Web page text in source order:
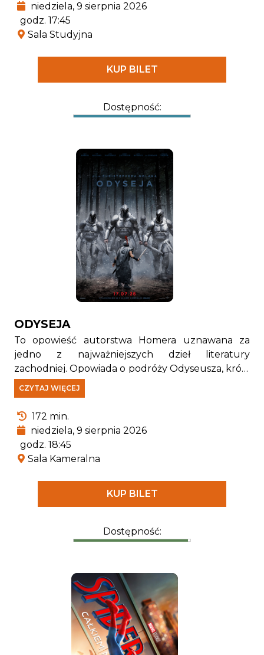
niedziela, 9 sierpnia 2026
godz. 17:45
Sala Studyjna
KUP BILET
Dostępność:
ODYSEJA
To opowieść autorstwa Homera uznawana za
jedno z najważniejszych dzieł literatury
zachodniej. Opowiada o podróży Odyseusza, króla
Itaki, który musi stawić czoła licznym wyzwaniom
próbując wrócić do domu po wojnie trojańskiej.
Powstała już niejedna ekranizacja klasycznego
dzieła Homera, ale tym razem film nakręcony
zostanie w technologii IMAX i będzie pierwszym
tak nowoczesnym podejściem do „Odysei”.
CZYTAJ WIĘCEJ
172 min.
niedziela, 9 sierpnia 2026
godz. 18:45
Sala Kameralna
KUP BILET
Dostępność: